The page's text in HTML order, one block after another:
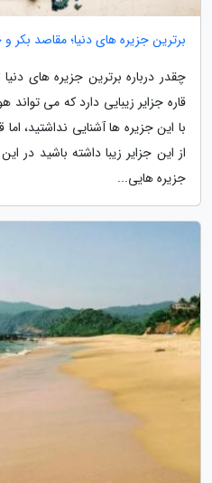
برترین جزیره های دنیا؛ مقاصد بکر
چقدر درباره برترین جزیره های
قاره جزایر زیبایی دارد که می
با این جزیره ها آشنایی نداشتید،
از این جزایر زیبا داشته باشید در
جزیره هایی...